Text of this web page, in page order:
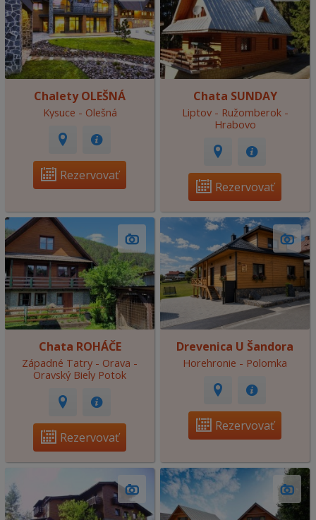
Chalety OLEŠNÁ
Kysuce - Olešná
Rezervovať
Chata SUNDAY
Liptov - Ružomberok -
Hrabovo
Rezervovať
Chata ROHÁČE
Západné Tatry - Orava -
Oravský Biely Potok
Rezervovať
Drevenica U Šandora
Horehronie - Polomka
Rezervovať